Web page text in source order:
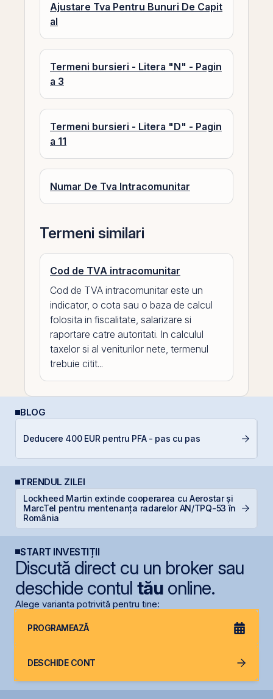
Ajustare Tva Pentru Bunuri De Capit
al
Termeni bursieri - Litera "N" - Pagin
a 3
Termeni bursieri - Litera "D" - Pagin
a 11
Numar De Tva Intracomunitar
Termeni similari
Cod de TVA intracomunitar
Cod de TVA intracomunitar este un
indicator, o cota sau o baza de calcul
folosita in fiscalitate, salarizare si
raportare catre autoritati. In calculul
taxelor si al veniturilor nete, termenul
trebuie citit...
BLOG
Deducere 400 EUR pentru PFA - pas cu pas
TRENDUL ZILEI
Lockheed Martin extinde cooperarea cu Aerostar și
MarcTel pentru mentenanța radarelor AN/TPQ-53 în
România
START INVESTIȚII
Discută direct cu un broker sau
deschide contul tăuonline.
Alege varianta potrivită pentru tine:
PROGRAMEAZĂ
DESCHIDE CONT